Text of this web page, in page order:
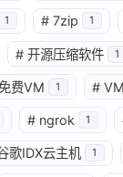
1 # 7zip 1
# 开源压缩软件 1
费VM 1 # VM
# ngrok 1
歌IDX云主机 1